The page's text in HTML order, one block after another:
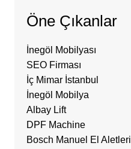
Öne Çıkanlar
İnegöl Mobilyası
SEO Firması
İç Mimar İstanbul
İnegöl Mobilya
Albay Lift
DPF Machine
Bosch Manuel El Aletleri